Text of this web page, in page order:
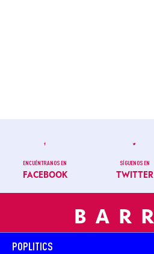
ENCUÉNTRANOS EN
FACEBOOK
SÍGUENOS EN
TWITTER
POPLITICS